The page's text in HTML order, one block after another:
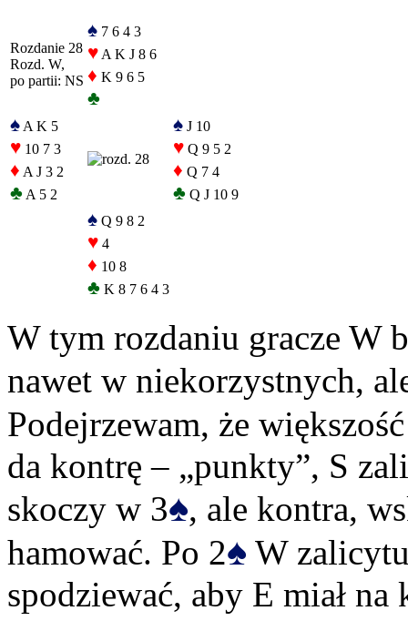
Rozdanie 28
Rozd. W,
po partii: NS
♠ 7 6 4 3
♥ A K J 8 6
♦ K 9 6 5
♣
♠ A K 5
♥ 10 7 3
♦ A J 3 2
♣ A 5 2
♠ J 10
♥ Q 9 5 2
♦ Q 7 4
♣ Q J 10 9
♠ Q 9 8 2
♥ 4
♦ 10 8
♣ K 8 7 6 4 3
W tym rozdaniu gracze W
nawet w niekorzystnych,
Podejrzewam, że
da kontrę – „punkty”, S
skoczy w 3♠, ale kontra,
hamować. Po 2♠ W
spodziewać, aby E miał